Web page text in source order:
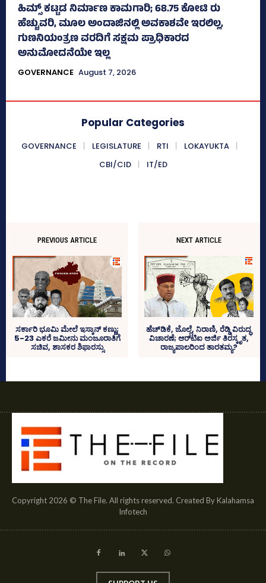
ಹಿಮ್ಸ್‌ ಕಟ್ಟಡ ನಿರ್ಮಾಣ ಕಾಮಗಾರಿ; 68.75 ಕೋಟಿ ರು
ಹೆಚ್ಚುವರಿ, ಮೂಲ ಅಂದಾಜಿನಲ್ಲಿ ಅವಕಾಶವೇ ಇರಲಿಲ್ಲ,
ಗುಣನಿಯಂತ್ರಣ ವರದಿಗೆ ಸಕ್ಷಮ ಪ್ರಾಧಿಕಾರದ
ಅನುಮೋದನೆಯೇ ಇಲ್ಲ
GOVERNANCE August 7, 2026
Popular Categories
GOVERNANCE LEGISLATURE RTI
LOKAYUKTA
CBI/CID
IT/ED
PREVIOUS ARTICLE
ಸರ್ಕಾರಿ ಭೂಮಿ ಮೇಲೆ ಇಸ್ಕಾನ್‌ ಕಣ್ಣು;
5-23 ಎಕರೆ ಜಮೀನು ಮಂಜೂರಾತಿಗೆ
ಸಚಿವ, ಶಾಸಕರ ಶಿಫಾರಸ್ಸು
NEXT ARTICLE
ಹೆಚ್‌ಡಿಕೆ, ಜೊಲ್ಲೆ, ನಿರಾಣಿ, ರೆಡ್ಡಿ ವಿರುದ್ಧ
ವಿಚಾರಣೆ; ಆರ್‍‌ಟಿಐ ಅರ್ಜಿ ತಿರಸ್ಕೃತ,
ರಾಜ್ಯಪಾಲರಿಂದ ತಾರತಮ್ಯ?
Copyright 2026 © The File. All rights reserved. Created By Kalahamsa
Infotech